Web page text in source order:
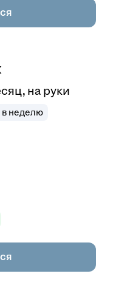
на руки
неделю